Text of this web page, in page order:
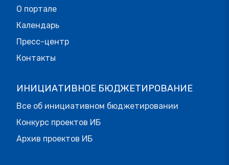
О портале
Календарь
Пресс-центр
Контакты
ИНИЦИАТИВНОЕ БЮДЖЕТИРОВАНИЕ
Все об инициативном бюджетировании
Конкурс проектов ИБ
Архив проектов ИБ